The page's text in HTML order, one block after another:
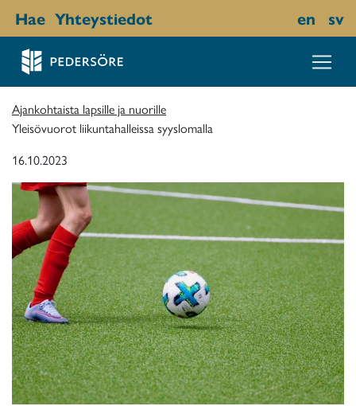
Hae Yhteystiedot en sv
Ajankohtaista lapsille ja nuorille
Yleisövuorot liikuntahalleissa syyslomalla
16.10.2023